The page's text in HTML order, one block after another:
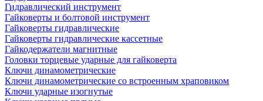
Гидравлический инструмент
Гайковерты и болтовой инструмент
Гайковерты гидравлические
Гайковерты гидравлические кассетные
Гайкодержатели магнитные
Головки торцевые ударные для гайковерта
Ключи динамометрические
Ключи динамометрические со встроенным храповиком
Ключи ударные изогнутые